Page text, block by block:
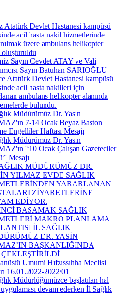
Atatürk Devlet Hastanesi kampüsü
acil hasta nakil hizmetlerinde
üzere ambulans helikopter
oluşturuldu
Sayın Cevdet ATAY ve Vali
Sayın Batuhan SARIOĞLU
Atatürk Devlet Hastanesi kampüsü
acil hasta nakilleri için
ambulans helikopter alanında
bulundu.
Müdürümüz Dr. Yasin
7-14 Ocak Beyaz Baston
Engelliler Haftası Mesajı
Müdürümüz Dr. Yasin
'‘10 Ocak Çalışan Gazeteciler
Mesajı
MÜDÜRÜMÜZ DR.
YILMAZ EVDE SAĞLIK
YARARLANAN
ZİYARETLERİNE
EDİYOR.
BASAMAK SAĞLIK
MAKRO PLANLAMA
İL SAĞLIK
DR. YASİN
BAŞKANLIĞINDA
Umumi Hıfzıssıhha Meclisi
16.01.2022-2022/01
Müdürlüğümüzce başlatılan hal
uygulaması devam ederken İl Sağlık